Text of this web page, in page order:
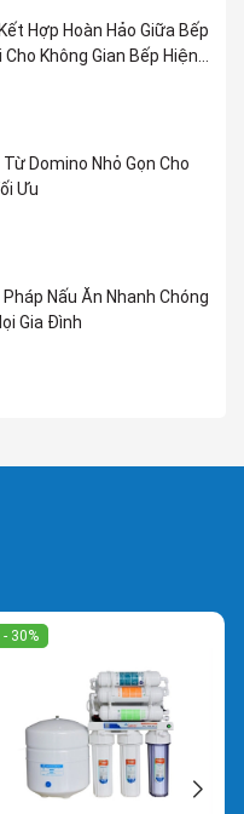
Hợp Hoàn Hảo Giữa Bếp
Không Gian Bếp Hiện
Domino Nhỏ Gọn Cho
Ưu
Pháp Nấu Ăn Nhanh Chóng
Gia Đình
- 30%